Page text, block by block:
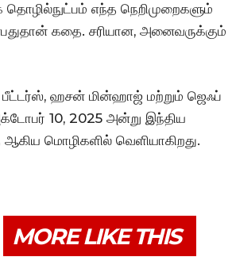
எந்த நெறிமுறைகளும்
கதை. சரியான, அனைவருக்கும்
ஹசன் மின்ஹாஜ் மற்றும் ஜெஃப்
10, 2025 அன்று இந்திய
ஆகிய மொழிகளில் வெளியாகிறது.
MORE LIKE THIS